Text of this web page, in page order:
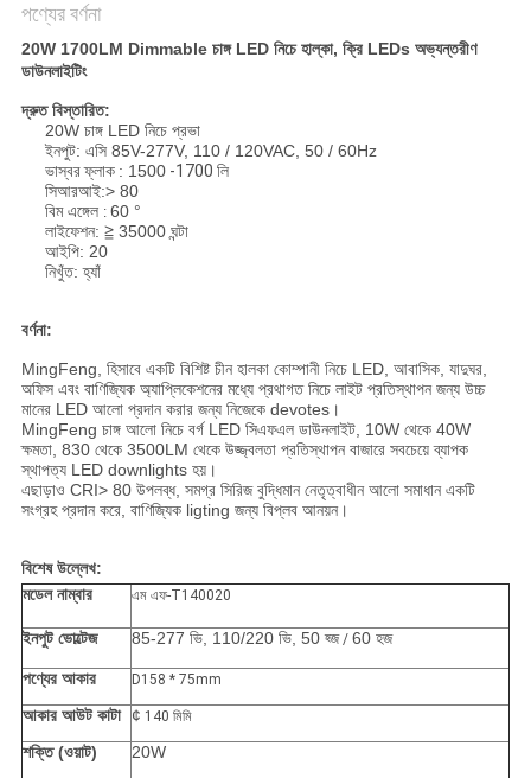
পণ্যের বর্ণনা
20W 1700LM Dimmable চাঙ্গ LED নিচে হাল্কা, ক্রি LEDs অভ্যন্তরীণ
ডাউনলাইটিং
দ্রুত বিস্তারিত:
20W চাঙ্গ LED নিচে প্রভা
ইনপুট: এসি 85V-277V, 110 / 120VAC, 50 / 60Hz
ভাস্বরফ্লাক : 1500-1700 লি
সিআরআই:> 80
বিম এঙ্গেল : 60 °
লাইফেশন: ≧ 35000 ঘন্টা
আইপি: 20
নিখুঁত: হ্যাঁ
বর্ণনা:
MingFeng, হিসাবে একটি বিশিষ্ট চীন হালকা কোম্পানী নিচে LED, আবাসিক, যাদুঘর,
অফিস এবং বাণিজ্যিক অ্যাপ্লিকেশনের মধ্যে প্রথাগত নিচে লাইট প্রতিস্থাপন জন্য উচ্চ
মানের LED আলো প্রদান করার জন্য নিজেকে devotes।
MingFeng চাঙ্গ আলো নিচে বর্গ LED সিএফএল ডাউনলাইট, 10W থেকে 40W
ক্ষমতা, 830 থেকে 3500LM থেকে উজ্জ্বলতা প্রতিস্থাপন বাজারে সবচেয়ে ব্যাপক
স্থাপত্য LED downlights হয়।
এছাড়াও CRI> 80 উপলব্ধ, সমগ্র সিরিজ বুদ্ধিমান নেতৃত্বাধীন আলো সমাধান একটি
সংগ্রহ প্রদান করে, বাণিজ্যিক ligting জন্য বিপ্লব আনয়ন।
বিশেষ উল্লেখ:
মডেল নাম্বার
এম এফ-T140020
ইনপুট ভোল্টেজ 85-277 ভি, 110/220 ভি, 50 হ্জ/ 60 হজ
পণ্যের আকার D158 * 75mm
আকার আউট কাটা ¢ 140 মিমি
শক্তি (ওয়াট)
20W